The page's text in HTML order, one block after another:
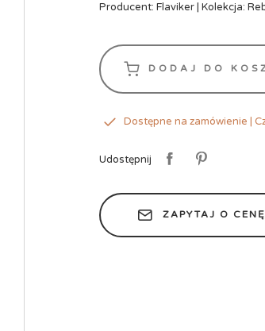
Producent: Flaviker | Kolekcja:
DODAJ DO
Dostępne na zamówienie |
Udostępnij
ZAPYTAJ O CENĘ